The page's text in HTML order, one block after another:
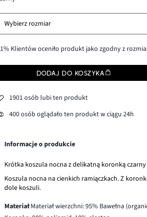
Wybierz rozmiar
Klientów oceniło produkt jako zgodny z
DODAJ DO KOSZYKA
1901 osób lubi ten produkt
400 osób oglądało ten produkt w ciągu 24h
Informacje o produkcie
Krótka koszula nocna z delikatną koronką czarny
Koszula nocna na cienkich ramiączkach. Z
dole koszuli.
MateriałMateriał wierzchni: 95% Bawełna